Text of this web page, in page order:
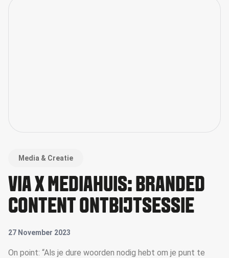
Media & Creatie
VIA X MEDIAHUIS: BRANDED
CONTENT ONTBIJTSESSIE
27 November 2023
On point: “Als je dure woorden nodig hebt om je punt te